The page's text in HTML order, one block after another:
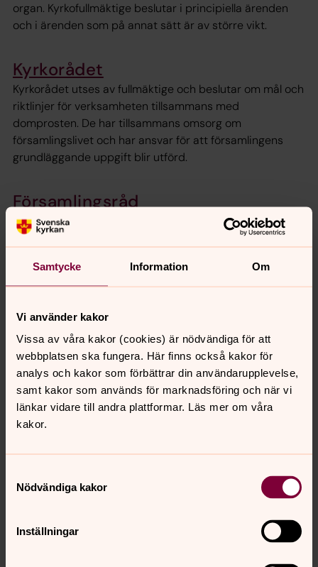
Samtycke Information Om
Vi använder kakor
Vissa av våra kakor (cookies) är nödvändiga för att
webbplatsen ska fungera. Här finns också kakor för
analys och kakor som förbättrar din användarupplevelse,
samt kakor som används för marknadsföring och när vi
länkar vidare till andra plattformar. Läs mer om våra
kakor.
Nödvändiga kakor
Inställningar
organ. Kyrkofullmäktige beslutar i principiella ärenden
och i ärenden som på annat sätt är av större vikt.
Kyrkorådet
Kyrkorådet utses av fullmäktige och beslutar om mål och
riktlinjer för verksamheten tillsammans med
domprosten. De har tillsammans omsorg om
församlingslivet och har ansvar för att församlingens
grundläggande uppgift blir utförd.
Församlingsråd
I Skara pastorat finns ett kyrkoråd för hela pastoratet
samt ett församlingsråd för varje församling.
verksamhet, säkerställa lokal förankring och skapa en
levande gemenskap i hela pastoratet.
Kyrkovalet 2025
I kyrkovalet den 21 september 2025 valde Svenska
kyrkans medlemmar ledamöterna för mandatperioden
2026-2029 till kyrkofullmäktige i Skara pastorat,
stiftsfullmäktige i Skara stift och till Kyrkomötet som är
Svenska kyrkans högsta beslutande organ.
innehåll?